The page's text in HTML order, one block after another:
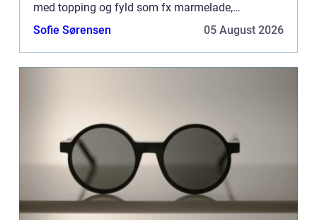
med topping og fyld som fx marmelade,
kanelsukker, is og meget mere. O...
Sofie Sørensen 05 August 2026